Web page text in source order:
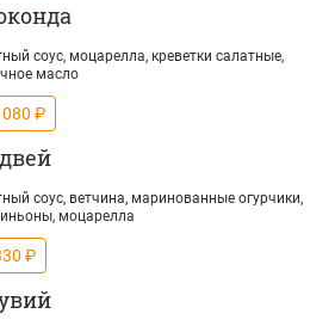
соус, моцарелла, креветки салатные,
масло
₽
соус, ветчина, маринованные огурчики,
моцарелла
₽